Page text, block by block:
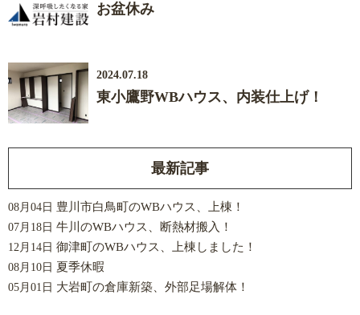
お盆休み
2024.07.18
東小鷹野WBハウス、内装仕上げ！
最新記事
08月04日 豊川市白鳥町のWBハウス、上棟！
07月18日 牛川のWBハウス、断熱材搬入！
12月14日 御津町のWBハウス、上棟しました！
08月10日 夏季休暇
05月01日 大岩町の倉庫新築、外部足場解体！